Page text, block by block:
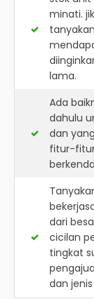
minati.
lama.
Ada
dahulu
dan
fitur-
dari
cicilan
tingkat
dan